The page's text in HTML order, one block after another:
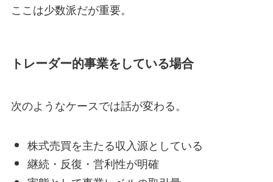
ここは少数派だが重要。
トレーダー的事業をしている場合
次のようなケースでは話が変わる。
株式売買を主たる収入源としている
継続・反復・営利性が明確